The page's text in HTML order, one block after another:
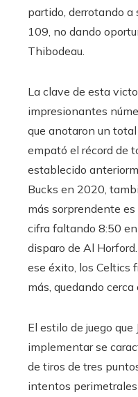
partido, derrotando
109, no dando
Thibodeau.
La clave de esta
impresionantes
que anotaron un
empató el récord de
establecido
Bucks en 2020,
más sorprendente
cifra faltando 8:50
disparo de Al
ese éxito, los Celtics
más, quedando
El estilo de juego que
implementar se
de tiros de tres
intentos